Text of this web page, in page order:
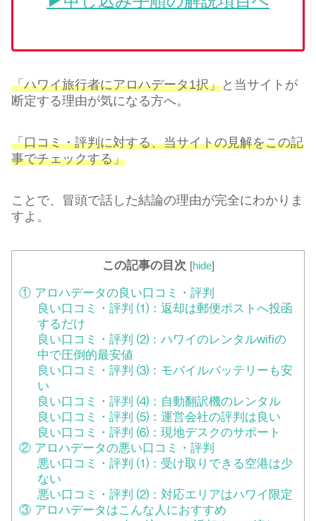
「ハワイ旅行者にアロハデータ1択」と当サイトが
断定する理由が気になる方へ。
「口コミ・評判に対する、当サイトの見解をこの記
事でチェックする」
ことで、冒頭で話した結論の理由が完全にわかりま
すよ。
この記事の目次 [hide]
① アロハデータの良い口コミ・評判
良い口コミ・評判 ⑴：返却は郵便ポストへ投函
するだけ
良い口コミ・評判 ⑵：ハワイのレンタルwifiの
中で圧倒的最安値
良い口コミ・評判 ⑶：モバイルバッテリーも安
い
良い口コミ・評判 ⑷：自動翻訳機のレンタル
良い口コミ・評判 ⑸：運営会社の評判は良い
良い口コミ・評判 ⑹：現地デスクのサポート
② アロハデータの悪い口コミ・評判
悪い口コミ・評判 ⑴：受け取りできる空港は少
ない
悪い口コミ・評判 ⑵：対応エリアはハワイ限定
③ アロハデータはこんな人におすすめ